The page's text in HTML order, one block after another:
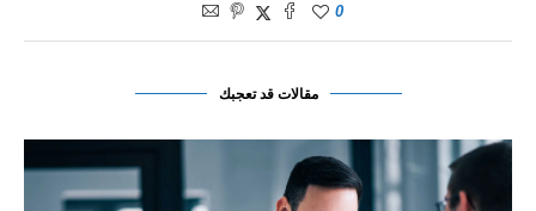
0
مقالات قد تعجبك